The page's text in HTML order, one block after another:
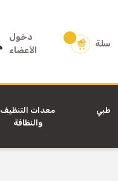
دخول
الأعضاء
سلة
معدات التنظيف
والنظافة
طبي